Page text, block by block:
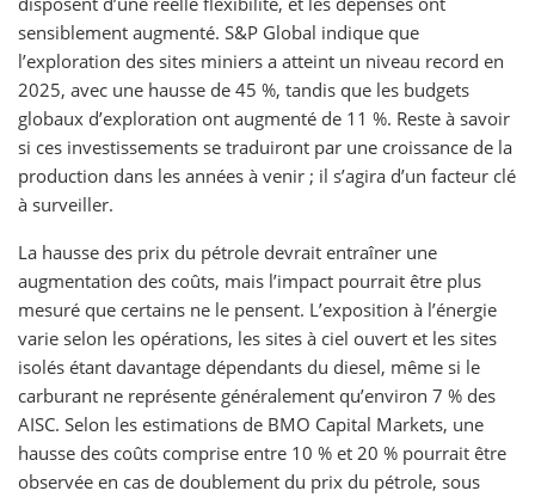
sensiblement augmenté. S&P Global indique que
l’exploration des sites miniers a atteint un niveau record en
2025, avec une hausse de 45 %, tandis que les budgets
globaux d’exploration ont augmenté de 11 %. Reste à savoir
si ces investissements se traduiront par une croissance de la
production dans les années à venir ; il s’agira d’un facteur clé
à surveiller.
La hausse des prix du pétrole devrait entraîner une
augmentation des coûts, mais l’impact pourrait être plus
mesuré que certains ne le pensent. L’exposition à l’énergie
varie selon les opérations, les sites à ciel ouvert et les sites
isolés étant davantage dépendants du diesel, même si le
carburant ne représente généralement qu’environ 7 % des
AISC. Selon les estimations de BMO Capital Markets, une
hausse des coûts comprise entre 10 % et 20 % pourrait être
observée en cas de doublement du prix du pétrole, sous